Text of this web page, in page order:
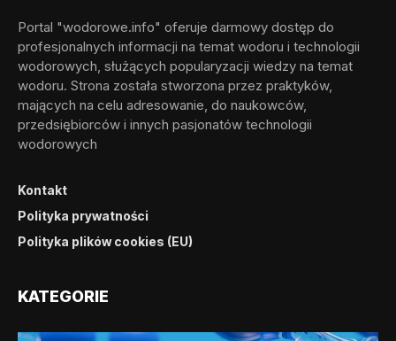
Portal "wodorowe.info" oferuje darmowy dostęp do
profesjonalnych informacji na temat wodoru i technologii
wodorowych, służących popularyzacji wiedzy na temat
wodoru. Strona została stworzona przez praktyków,
mających na celu adresowanie, do naukowców,
przedsiębiorców i innych pasjonatów technologii
wodorowych
Kontakt
Polityka prywatności
Polityka plików cookies (EU)
KATEGORIE